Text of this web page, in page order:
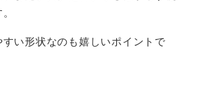
い形状なのも嬉しいポイントで